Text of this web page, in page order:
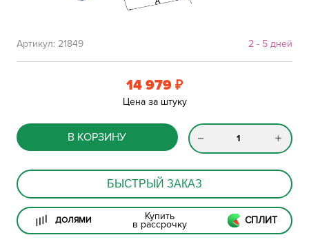
2 - 5 дней
Артикул: 21849
14 979 ₽
Цена за штуку
В КОРЗИНУ
БЫСТРЫЙ ЗАКАЗ
ДОЛЯМИ Купить
в рассрочку СПЛИТ